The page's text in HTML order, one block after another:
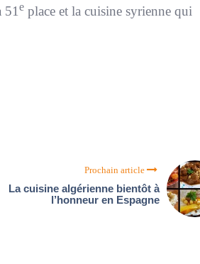
51e place et la cuisine syrienne qui
Prochain article
La cuisine algérienne bientôt à
l’honneur en Espagne